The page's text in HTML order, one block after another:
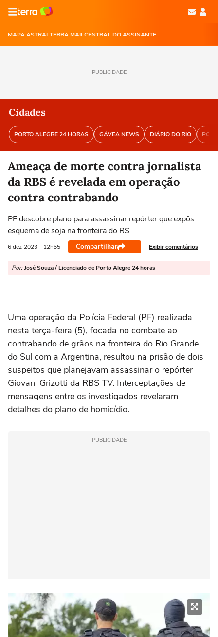
MAPA ASTRALTERRA MAILCENTRAL DO ASSINANTE
PUBLICIDADE
Cidades
PORTO ALEGRE 24 HORAS GÁVEA NEWS DIÁRIO DO RIO
Ameaça de morte contra jornalista
da RBS é revelada em operação
contra contrabando
PF descobre plano para assassinar repórter que expôs
esquema de soja na fronteira do RS
6 dez 2023 - 12h55 Compartilhar Exibir comentários
Por: José Souza / Licenciado de Porto Alegre 24 horas
Uma operação da Polícia Federal (PF) realizada
nesta terça-feira (5), focada no combate ao
contrabando de grãos na fronteira do Rio Grande
do Sul com a Argentina, resultou na prisão de dois
suspeitos que planejavam assassinar o repórter
Giovani Grizotti da RBS TV. Interceptações de
mensagens entre os investigados revelaram
detalhes do plano de homicídio.
PUBLICIDADE